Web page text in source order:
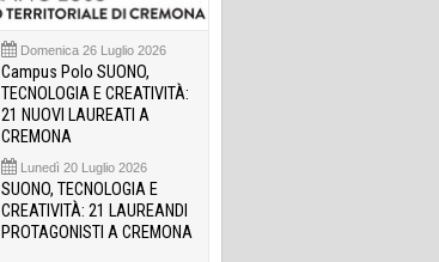
Domenica 26 Luglio 2026
Campus Polo SUONO,
TECNOLOGIA E CREATIVITÀ:
21 NUOVI LAUREATI A
CREMONA
Lunedì 20 Luglio 2026
SUONO, TECNOLOGIA E
CREATIVITÀ: 21 LAUREANDI
PROTAGONISTI A CREMONA